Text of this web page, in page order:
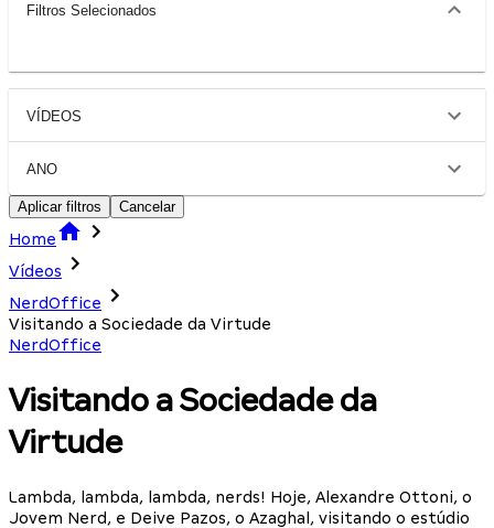
Filtros Selecionados
VÍDEOS
ANO
Aplicar filtros Cancelar
Home
Vídeos
NerdOffice
Visitando a Sociedade da Virtude
NerdOffice
Visitando a Sociedade da
Virtude
Lambda, lambda, lambda, nerds! Hoje, Alexandre Ottoni, o
Jovem Nerd, e Deive Pazos, o Azaghal, visitando o estúdio